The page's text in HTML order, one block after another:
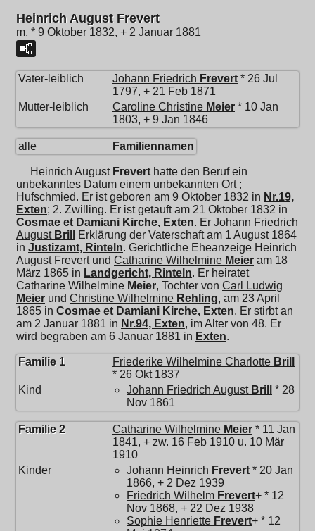
Heinrich August Frevert
m, * 9 Oktober 1832, + 2 Januar 1881
Vater-leiblich Johann Friedrich Frevert * 26 Jul
1797, + 21 Feb 1871
Mutter-leiblich
Caroline Christine Meier * 10 Jan
1803, + 9 Jan 1846
alle Familiennamen
Heinrich August Frevert hatte den Beruf ein
unbekanntes Datum einem unbekannten Ort ;
Hufschmied. Er ist geboren am 9 Oktober 1832 in Nr.19,
Exten; 2. Zwilling. Er ist getauft am 21 Oktober 1832 in
Cosmae et Damiani Kirche, Exten. Er Johann Friedrich
August Brill
Erklärung der Vaterschaft am 1 August 1864
in Justizamt, Rinteln. Gerichtliche Eheanzeige Heinrich
August Frevert und Catharine Wilhelmine Meier am 18
März 1865 in Landgericht, Rinteln. Er heiratet
Catharine Wilhelmine Meier, Tochter von Carl Ludwig
Meier und Christine Wilhelmine Rehling, am 23 April
1865 in Cosmae et Damiani Kirche, Exten. Er stirbt an
am 2 Januar 1881 in Nr.94, Exten, im Alter von 48. Er
wird begraben am 6 Januar 1881 in Exten.
Familie 1 Friederike Wilhelmine Charlotte Brill
* 26 Okt 1837
Kind
Johann Friedrich August Brill
* 28
Nov 1861
Familie 2 Catharine Wilhelmine Meier * 11 Jan
1841, + zw. 16 Feb 1910 u. 10 Mär
1910
Kinder
Johann Heinrich Frevert * 20 Jan
1866, + 2 Dez 1939
Friedrich Wilhelm Frevert+ * 12
Nov 1868, + 22 Dez 1938
Sophie Henriette Frevert+ * 12